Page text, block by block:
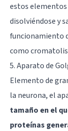
estos elementos
disolviéndose y
funcionamiento
como
5. Aparato de
Elemento de
la neurona, el
tamaño en el
proteínas